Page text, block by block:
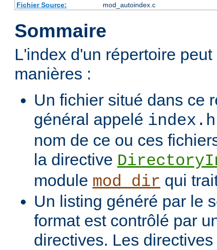
Fichier Source:
mod_autoindex.c
Sommaire
L'index d'un répertoire
manières :
Un fichier situé dans ce
général appelé
nom de ce ou ces
la directive
module mod_dir qui
Un listing généré par le
format est contrôlé par
directives. Les directives